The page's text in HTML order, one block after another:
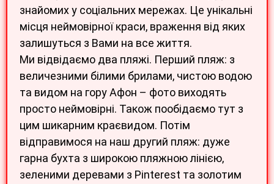
знайомих у соціальних мережах. Це унікальні
місця неймовірної краси, враження від яких
залишуться з Вами на все життя.
Ми відвідаємо два пляжі. Перший пляж: з
величезними білими брилами, чистою водою
та видом на гору Афон – фото виходять
просто неймовірні. Також пообідаємо тут з
цим шикарним краєвидом. Потім
відправимося на наш другий пляж: дуже
гарна бухта з широкою пляжною лінією,
зеленими деревами з Pinterest та золотим